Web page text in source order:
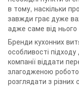
в тому, наскільки
завжди грає дуже
адже саме від нього
Бренди кухонних
особливості
компанії віддати
злагодженою
розглядати з різних